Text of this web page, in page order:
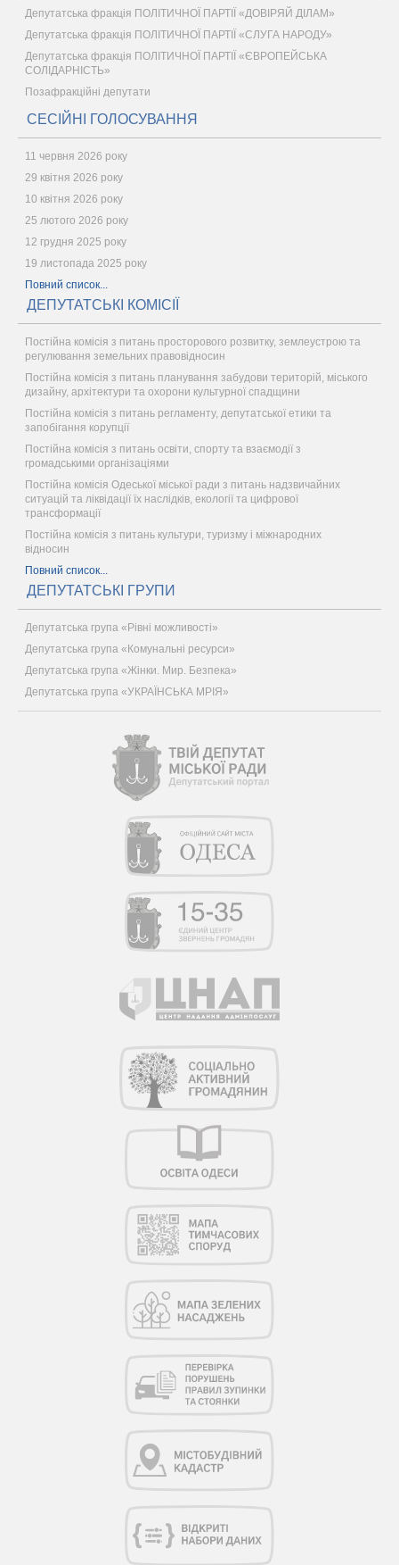
Депутатська фракція ПОЛІТИЧНОЇ ПАРТІЇ «ДОВІРЯЙ ДІЛАМ»
Депутатська фракція ПОЛІТИЧНОЇ ПАРТІЇ «СЛУГА НАРОДУ»
Депутатська фракція ПОЛІТИЧНОЇ ПАРТІЇ «ЄВРОПЕЙСЬКА
СОЛІДАРНІСТЬ»
Позафракційні депутати
СЕСІЙНІ ГОЛОСУВАННЯ
11 червня 2026 року
29 квітня 2026 року
10 квітня 2026 року
25 лютого 2026 року
12 грудня 2025 року
19 листопада 2025 року
Повний список...
ДЕПУТАТСЬКІ КОМІСІЇ
Постійна комісія з питань просторового розвитку, землеустрою та
регулювання земельних правовідносин
Постійна комісія з питань планування забудови територій, міського
дизайну, архітектури та охорони культурної спадщини
Постійна комісія з питань регламенту, депутатської етики та
запобігання корупції
Постійна комісія з питань освіти, спорту та взаємодії з
громадськими організаціями
Постійна комісія Одеської міської ради з питань надзвичайних
ситуацій та ліквідації їх наслідків, екології та цифрової
трансформації
Постійна комісія з питань культури, туризму і міжнародних
відносин
Повний список...
ДЕПУТАТСЬКІ ГРУПИ
Депутатська група «Рівні можливості»
Депутатська група «Комунальні ресурси»
Депутатська група «Жінки. Мир. Безпека»
Депутатська група «УКРАЇНСЬКА МРІЯ»